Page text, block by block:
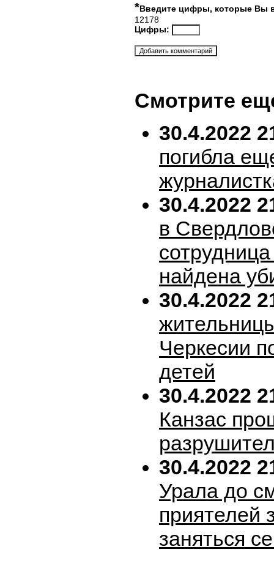
*Введите цифры, которые Вы
12178
Цифры:
Смотрите
30.4.2022
погибла
30.4.2022
в
найдена
30.4.2022
Черкесии
детей
30.4.2022
Канзас
30.4.2022
Урала до
приятелей
заняться